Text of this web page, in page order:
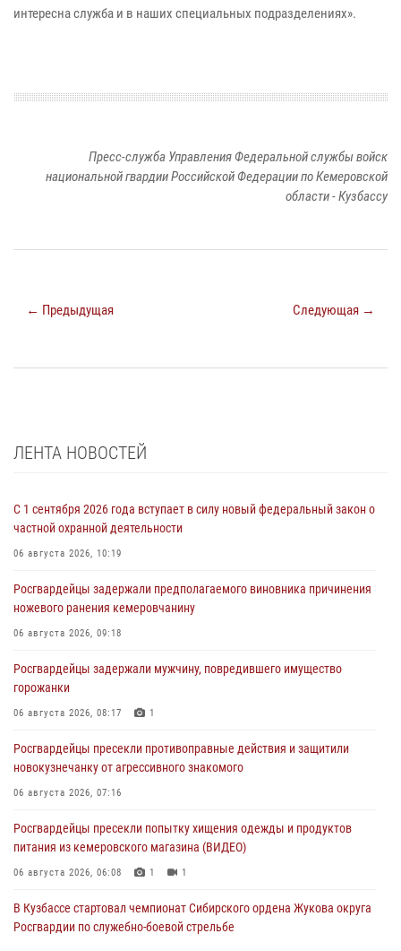
интересна служба и в наших специальных подразделениях».
Пресс-служба Управления Федеральной службы войск
национальной гвардии Российской Федерации по Кемеровской
области - Кузбассу
← Предыдущая Следующая →
ЛЕНТА НОВОСТЕЙ
С 1 сентября 2026 года вступает в силу новый федеральный закон о
частной охранной деятельности
06 августа 2026, 10:19
Росгвардейцы задержали предполагаемого виновника причинения
ножевого ранения кемеровчанину
06 августа 2026, 09:18
Росгвардейцы задержали мужчину, повредившего имущество
горожанки
06 августа 2026, 08:17 1
Росгвардейцы пресекли противоправные действия и защитили
новокузнечанку от агрессивного знакомого
06 августа 2026, 07:16
Росгвардейцы пресекли попытку хищения одежды и продуктов
питания из кемеровского магазина (ВИДЕО)
06 августа 2026, 06:08 1 1
В Кузбассе стартовал чемпионат Сибирского ордена Жукова округа
Росгвардии по служебно-боевой стрельбе